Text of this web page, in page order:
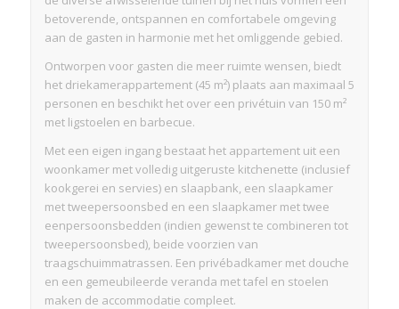
betoverende, ontspannen en comfortabele omgeving
aan de gasten in harmonie met het omliggende gebied.
Ontworpen voor gasten die meer ruimte wensen, biedt
het driekamerappartement (45 m²) plaats aan maximaal 5
personen en beschikt het over een privétuin van 150 m²
met ligstoelen en barbecue.
Met een eigen ingang bestaat het appartement uit een
woonkamer met volledig uitgeruste kitchenette (inclusief
kookgerei en servies) en slaapbank, een slaapkamer
met tweepersoonsbed en een slaapkamer met twee
eenpersoonsbedden (indien gewenst te combineren tot
tweepersoonsbed), beide voorzien van
traagschuimmatrassen. Een privébadkamer met douche
en een gemeubileerde veranda met tafel en stoelen
maken de accommodatie compleet.